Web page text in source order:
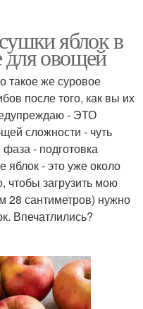
яблок в
овощей
такое же суровое
после того, как вы их
- ЭТО
сложности - чуть
- подготовка
яблок - это уже около
чтобы загрузить мою
28 сантиметров) нужно
Впечатлились?